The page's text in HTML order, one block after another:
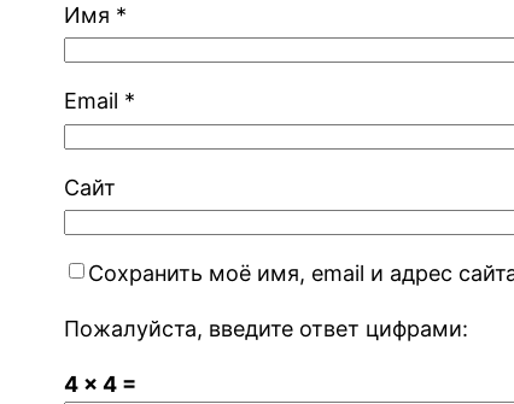
Имя *
Email *
Сайт
Сохранить моё имя, email и адрес
Пожалуйста, введите ответ цифрами:
4 × 4 =